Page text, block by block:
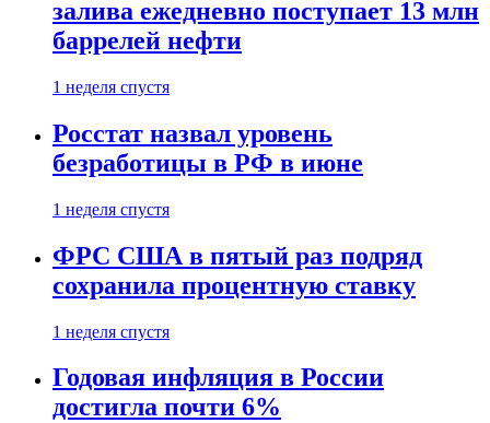
залива ежедневно поступает 13 млн
баррелей нефти
1 неделя спустя
Росстат назвал уровень
безработицы в РФ в июне
1 неделя спустя
ФРС США в пятый раз подряд
сохранила процентную ставку
1 неделя спустя
Годовая инфляция в России
достигла почти 6%